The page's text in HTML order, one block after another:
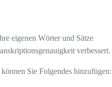
eigenen Wörter und Sätze
verbessert.
Sie Folgendes hinzufügen: